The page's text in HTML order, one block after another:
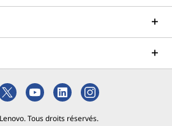
Tous droits réservés.